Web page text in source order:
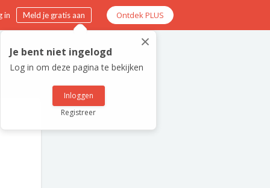
in Meld je gratis aan Ontdek PLUS
×
Je bent niet ingelogd
Log in om deze pagina te bekijken
Inloggen
Registreer